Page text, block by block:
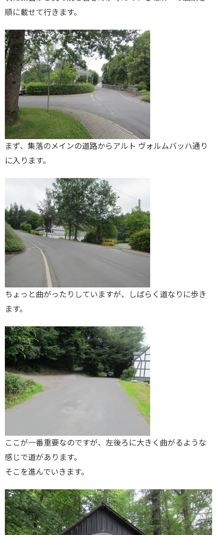
順に載せて行きます。
まず、集落のメインの道路からアルト ヴォルムバッハ通り
に入ります。
ちょっと曲がったりしていますが、しばらく道なりに歩き
ます。
ここが一番重要なのですが、左後ろに大きく曲がるような
感じで道があります。
そこを進んでいきます。